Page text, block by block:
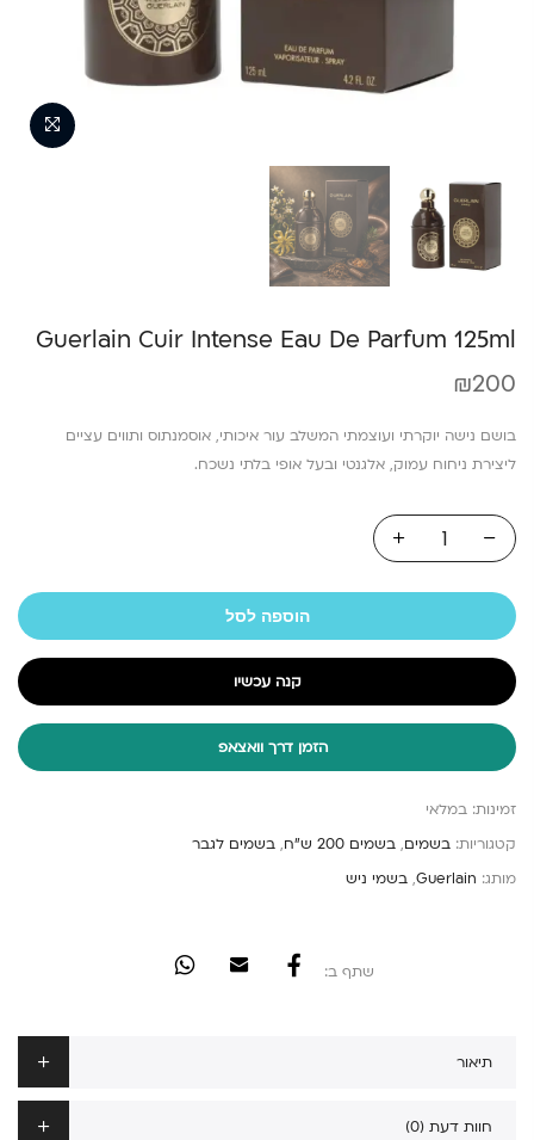
Guerlain Cuir Intense Eau De Parfum 125ml
₪200
בושם נישה יוקרתי ועוצמתי המשלב עור איכותי, אוסמנתוס ותווים עציים
ליצירת ניחוח עמוק, אלגנטי ובעל אופי בלתי נשכח.
הוספה לסל
קנה עכשיו
הזמן דרך וואצאפ
זמינות: במלאי
קטגוריות: בשמים, בשמים 200 ש"ח , בשמים לגבר
מותג: Guerlain
, בשמי ניש
שתף ב:
תיאור
חוות דעת (0)